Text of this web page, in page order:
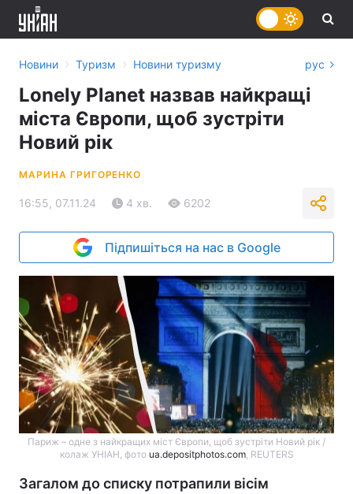
Новини › Туризм › Новини туризму рус
Lonely Planet назвав найкращі
міста Європи, щоб зустріти
Новий рік
МАРИНА ГРИГОРЕНКО
16:55, 07.11.24 4 хв. 6202
Підпишіться на нас в Google
Париж – одне з найкращих міст Європи, щоб зустріти Новий рік /
колаж УНІАН, фото ua.depositphotos.com, REUTERS
Загалом до списку потрапили вісім